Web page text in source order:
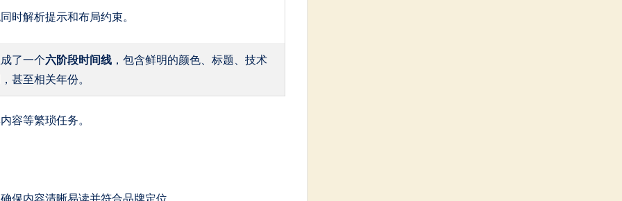
时解析提示和布局约束。
了一个六阶段时间线 ，包含鲜明的颜色、标题、技术
甚至相关年份。
容等繁琐任务。
保内容清晰易读并符合品牌定位。